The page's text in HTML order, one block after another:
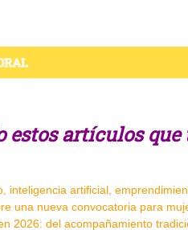
estos artículos
inteligencia artificial,
una nueva convocatoria para
2026: del acompañamiento